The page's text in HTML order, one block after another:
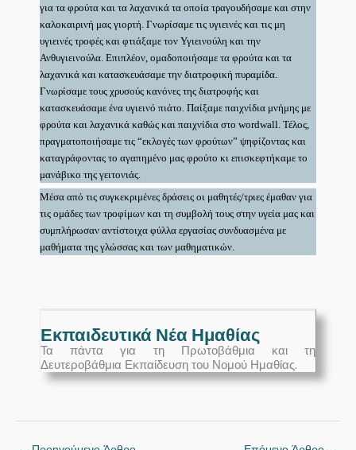
για τα φρούτα και τα λαχανικά τα οποία τραγουδήσαμε και στην
καλοκαιρινή μας γιορτή. Γνωρίσαμε τις υγιεινές και τις μη
υγιεινές τροφές και φτιάξαμε τον Υγιεινούλη και την
Ανθυγιεινούλα. Επιπλέον, ομαδοποιήσαμε τα φρούτα και τα
λαχανικά και κατασκευάσαμε την διατροφική πυραμίδα.
Γνωρίσαμε τους χρυσούς κανόνες της διατροφής και
κατασκευάσαμε ένα υγιεινό πιάτο. Παίξαμε παιχνίδια μνήμης με
φρούτα και λαχανικά καθώς και παιχνίδια στο wordwall. Τέλος,
πραγματοποιήσαμε τις “εκλογές των φρούτων” ψηφίζοντας και
καταγράφοντας το αγαπημένο μας φρούτο κι επισκεφτήκαμε το
μανάβικο της γειτονιάς.
Μέσα από τις συγκεκριμένες δράσεις οι μαθητές/τριες έμαθαν για
τις ομάδες των τροφίμων και τη συμβολή τους στην υγεία μας και
συμπλήρωσαν αντίστοιχα φύλλα εργασίας συνδυασμένα με
μαθήματα της γλώσσας και των μαθηματικών.
Εκπαιδευτικά Νέα Ημαθίας
Τα πάντα για τη Πρωτοβάθμια και τη
Δευτεροβάθμια Εκπαίδευση του Νομού Ημαθίας.